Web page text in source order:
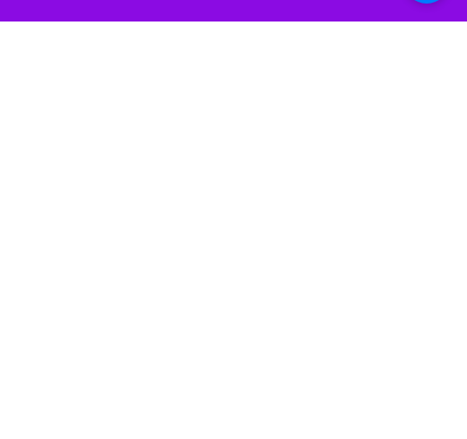
۲۸۶ فرصت شغلی جدید در خمین ایجاد شد